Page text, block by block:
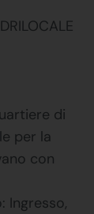
di
per la
con
Ingresso,